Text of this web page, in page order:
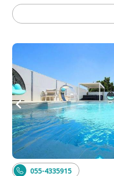
055-4335915